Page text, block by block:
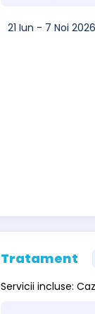
21 Iun - 7 Noi 2026
Tratament
Servicii incluse: